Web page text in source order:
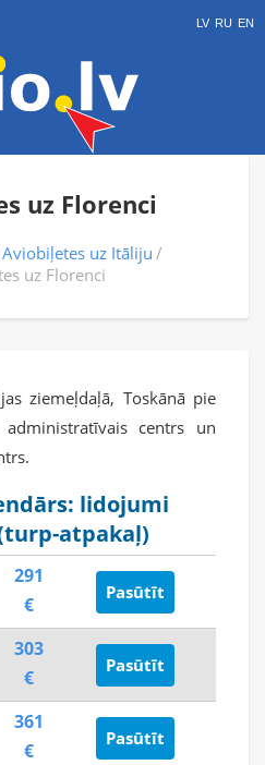
LV RU EN
uz Florenci
Aviobiļetes uz Itāliju
uz Florenci
ziemeļdaļā, Toskānā pie
centrs un
lidojumi
atpakaļ)
291
€
Pasūtīt
303
€
Pasūtīt
361
€
Pasūtīt